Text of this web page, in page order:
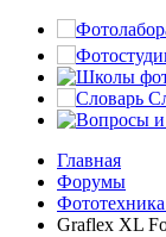
Главная
Форумы
Graflex XL